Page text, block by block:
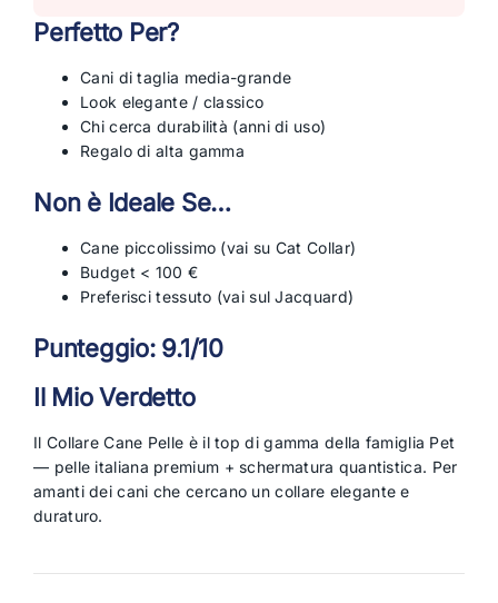
Perfetto Per?
Cani di taglia media-grande
Look elegante / classico
Chi cerca durabilità (anni di uso)
Regalo di alta gamma
Non è Ideale Se…
Cane piccolissimo (vai su Cat Collar)
Budget < 100 €
Preferisci tessuto (vai sul Jacquard)
Punteggio: 9.1/10
Il Mio Verdetto
Il Collare Cane Pelle è il top di gamma della famiglia Pet
— pelle italiana premium + schermatura quantistica. Per
amanti dei cani che cercano un collare elegante e
duraturo.